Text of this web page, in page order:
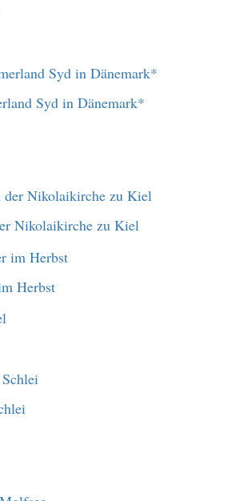
Syd in Dänemark*
Nikolaikirche zu Kiel
Herbst